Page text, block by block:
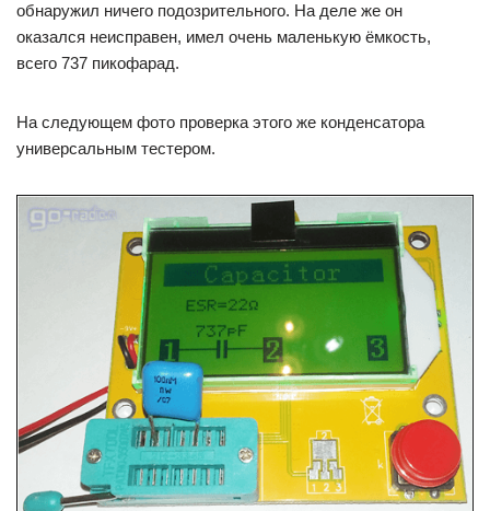
обнаружил ничего подозрительного. На деле же он
оказался неисправен, имел очень маленькую ёмкость,
всего 737 пикофарад.
На следующем фото проверка этого же конденсатора
универсальным тестером.